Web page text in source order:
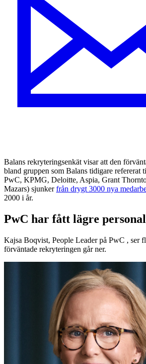
Balans rekryteringsenkät visar att den
bland gruppen som Balans tidigare refererat
PwC, KPMG, Deloitte, Aspia, Grant
Mazars) sjunkerfrån drygt 3000 nya
2000 i år.
PwC har fått lägre
Kajsa Boqvist, People Leader på PwC , ser
förväntade rekryteringen går ner.